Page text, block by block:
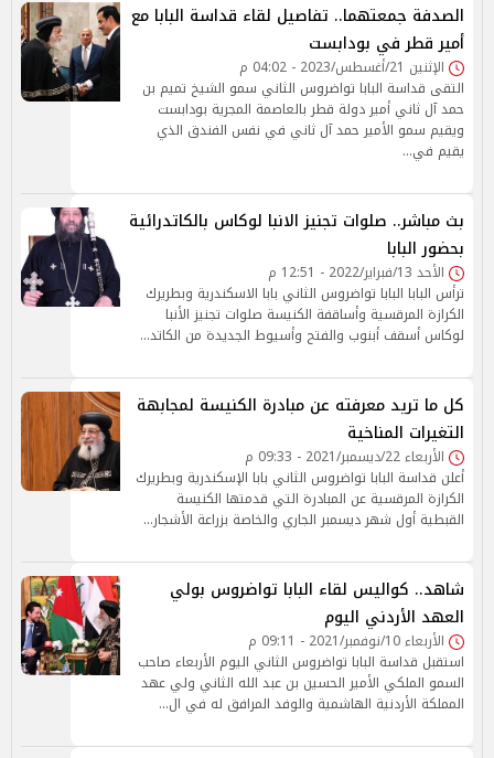
الصدفة جمعتهما.. تفاصيل لقاء قداسة البابا مع
أمير قطر في بودابست
الإثنين 21/أغسطس/2023 - 04:02 م
التقى قداسة البابا تواضروس الثاني سمو الشيخ تميم بن
حمد آل ثاني أمير دولة قطر بالعاصمة المجرية بودابست
ويقيم سمو الأمير حمد آل ثاني في نفس الفندق الذي
يقيم في…
بث مباشر.. صلوات تجنيز الانبا لوكاس بالكاتدرائية
بحضور البابا
الأحد 13/فبراير/2022 - 12:51 م
ترأس البابا البابا تواضروس الثاني بابا الاسكندرية وبطريرك
الكرازة المرقسية وأساقفة الكنيسة صلوات تجنيز الأنبا
لوكاس أسقف أبنوب والفتح وأسيوط الجديدة من الكاتد…
كل ما تريد معرفته عن مبادرة الكنيسة لمجابهة
التغيرات المناخية
الأربعاء 22/ديسمبر/2021 - 09:33 م
أعلن قداسة البابا تواضروس الثاني بابا الإسكندرية وبطريرك
الكرازة المرقسية عن المبادرة التي قدمتها الكنيسة
القبطية أول شهر ديسمبر الجاري والخاصة بزراعة الأشجار…
شاهد.. كواليس لقاء البابا تواضروس بولي
العهد الأردني اليوم
الأربعاء 10/نوفمبر/2021 - 09:11 م
استقبل قداسة البابا تواضروس الثاني اليوم الأربعاء صاحب
السمو الملكي الأمير الحسين بن عبد الله الثاني ولي عهد
المملكة الأردنية الهاشمية والوفد المرافق له في ال…